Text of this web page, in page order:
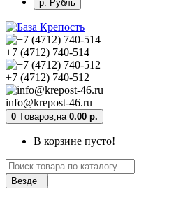
р. Рубль
+7 (4712) 740-514
+7 (4712) 740-512
info@krepost-46.ru
0 Tоваров, на 0.00 р.
В корзине пусто!
Везде